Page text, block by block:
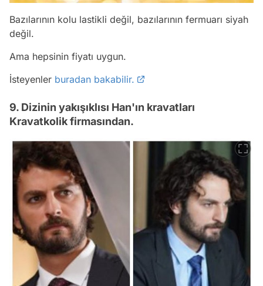
Bazılarının kolu lastikli değil, bazılarının fermuarı siyah
değil.
Ama hepsinin fiyatı uygun.
İsteyenler buradan bakabilir.
9. Dizinin yakışıklısı Han'ın kravatları
Kravatkolik firmasından.